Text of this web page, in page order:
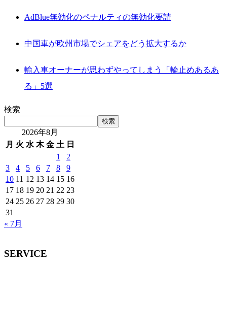
AdBlue無効化のペナルティの無効化要請
中国車が欧州市場でシェアをどう拡大するか
輸入車オーナーが思わずやってしまう「輪止めあるあ
る」5選
検索
検索
2026年8月
月 火 水 木 金 土 日
1
2
3
4 5 6 7 8
9
10 11 12 13 14 15 16
17 18 19 20 21 22 23
24 25 26 27 28 29 30
31
« 7月
SERVICE